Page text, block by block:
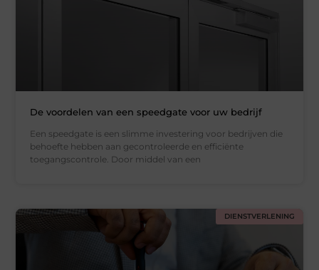
De voordelen van een speedgate voor uw bedrijf
Een speedgate is een slimme investering voor bedrijven die
behoefte hebben aan gecontroleerde en efficiënte
toegangscontrole. Door middel van een
DIENSTVERLENING